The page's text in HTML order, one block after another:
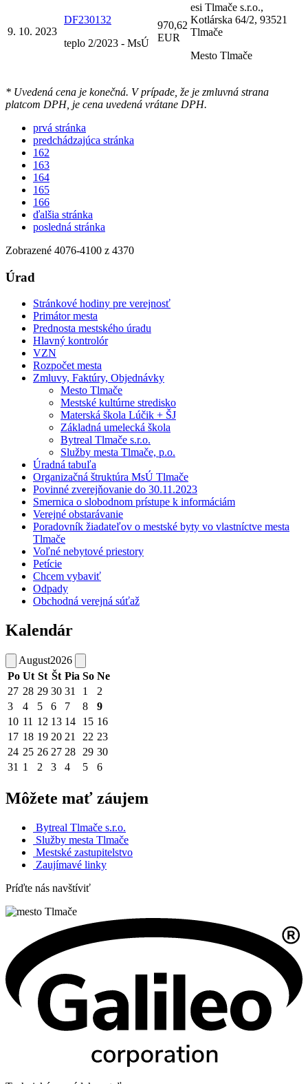
9. 10. 2023
DF230132
teplo 2/2023 - MsÚ
970,62
EUR
esi Tlmače s.r.o.,
Kotlárska 64/2, 93521
Tlmače
Mesto Tlmače
* Uvedená cena je konečná. V prípade, že je zmluvná strana
platcom DPH, je cena uvedená vrátane DPH.
prvá stránka
predchádzajúca stránka
162
163
164
165
166
ďalšia stránka
posledná stránka
Zobrazené 4076-4100 z 4370
Úrad
Stránkové hodiny pre verejnosť
Primátor mesta
Prednosta mestského úradu
Hlavný kontrolór
VZN
Rozpočet mesta
Zmluvy, Faktúry, Objednávky
Mesto Tlmače
Mestské kultúrne stredisko
Materská škola Lúčik + ŠJ
Základná umelecká škola
Bytreal Tlmače s.r.o.
Služby mesta Tlmače, p.o.
Úradná tabuľa
Organizačná štruktúra MsÚ Tlmače
Povinné zverejňovanie do 30.11.2023
Smernica o slobodnom prístupe k informáciám
Verejné obstarávanie
Poradovník žiadateľov o mestské byty vo vlastníctve mesta
Tlmače
Voľné nebytové priestory
Petície
Chcem vybaviť
Odpady
Obchodná verejná súťaž
Kalendár
August2026
Po Ut St Št Pia So Ne
27 28 29 30 31 1
2
3
4 5 6 7 8
9
10 11 12 13 14 15 16
17 18 19 20 21 22 23
24 25 26 27 28 29 30
31 1 2 3 4 5 6
Môžete mať záujem
Bytreal Tlmače s.r.o.
Služby mesta Tlmače
Mestské zastupitelstvo
Zaujímavé linky
Príďte nás navštíviť